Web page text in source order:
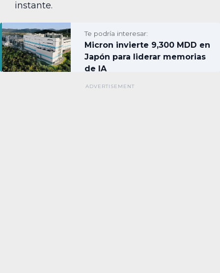
instante.
Te podría interesar:
Micron invierte 9,300 MDD en
Japón para liderar memorias
de IA